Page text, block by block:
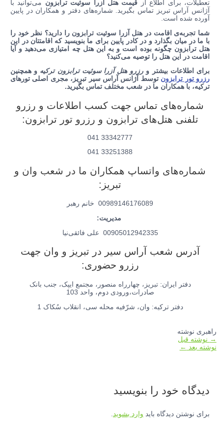
تعطیلات، برای اطلاع از قیمت هتل آزرا سوئیت ترابزون می‌توانید با
آژانس آراس تبریز تماس بگیرید. شماره‌های دفتر و همکاران در پایین
آورده شده است.
شما تجربه‌ی اقامت در هتل آزرا سوئیت ترابزون را دارید؟ نظر خود را
با ما در میان بگذارد و در کادر پایین برای ما بنویسید که اقامتتان در این
هتل ترابزون چگونه بوده است و به این هتل چه امتیازی می‌دهید و آیا
اقامت در این هتل را توصیه می‌کنید؟
برای اطلاعات بیشتر و رزرو هتل آزرا سوئیت ترابزون ترکیه و همچنین
رزرو تور ترابزون توسط آژانس آراس سیر تبریز، مجری اصلی تورهای
ترکیه، با همکاران ما در شعب مختلف تماس بگیرید.
شماره‌های تماس جهت کسب اطلاعات و رزرو
تلفنی هتل‌های ترابزون و رزرو تور ترابزون:
33342777 041
33251388 041
شماره‌های واتساپ همکاران ما در شعب وان و
تبریز:
00989146176089 خانم رهبر
مدیریت:
00905012942335 علی فائقی‌نیا
آدرس شعب آراس سیر در تبریز و وان جهت
رزرو حضوری:
دفتر ایران: تبریز، چهارراه منصور، مجتمع ایپک، جنب بانک
صادرات،ورودی دوم، واحد 103
دفتر ترکیه: وان، شرّفیه محله سی، انقلاب سُکاک 1
راهبری نوشته
→ نوشته قبل
نوشته بعد ←
دیدگاه‌ خود را بنویسید
برای نوشتن دیدگاه باید وارد بشوید.